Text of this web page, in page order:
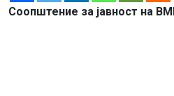
Соопштение за јавност на